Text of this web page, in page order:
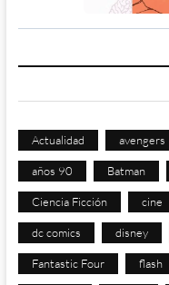
Actualidad avengers
años 90 Batman
Ciencia Ficción cine
dc comics disney
Fantastic Four flash